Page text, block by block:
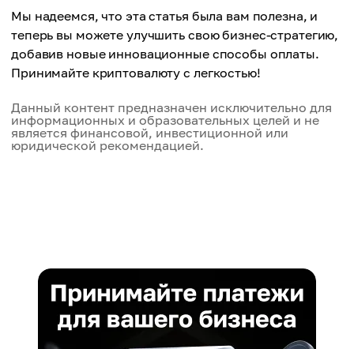
Мы надеемся, что эта статья была вам полезна, и
теперь вы можете улучшить свою бизнес-стратегию,
добавив новые инновационные способы оплаты.
Принимайте криптовалюту с легкостью!
Данный контент предназначен исключительно для
информационных и образовательных целей и не
является финансовой, инвестиционной или
юридической рекомендацией.